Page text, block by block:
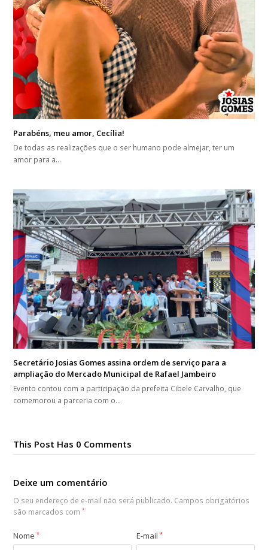
Parabéns, meu amor, Cecília!
De todas as realizações que o ser humano pode almejar, ter um
amor para a…
Secretário Josias Gomes assina ordem de serviço para a
ampliação do Mercado Municipal de Rafael Jambeiro
Evento contou com a participação da prefeita Cibele Carvalho, que
comemorou a parceria com o…
This Post Has 0 Comments
Deixe um comentário
O seu endereço de e-mail não será publicado. Campos obrigatórios
são marcados com*
Nome* E-mail*